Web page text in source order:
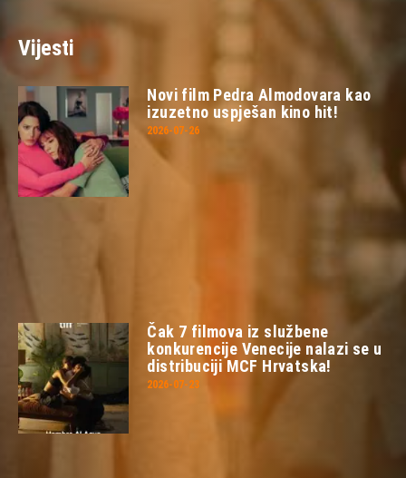
Vijesti
Novi film Pedra Almodovara kao
izuzetno uspješan kino hit!
2026-07-26
Čak 7 filmova iz službene
konkurencije Venecije nalazi se u
distribuciji MCF Hrvatska!
2026-07-23